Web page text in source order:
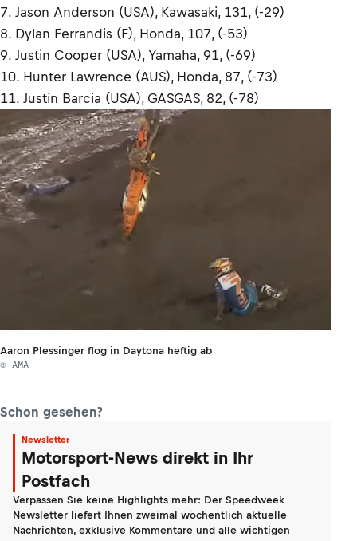
7. Jason Anderson (USA), Kawasaki, 131, (-29)
8. Dylan Ferrandis (F), Honda, 107, (-53)
9. Justin Cooper (USA), Yamaha, 91, (-69)
10. Hunter Lawrence (AUS), Honda, 87, (-73)
11. Justin Barcia (USA), GASGAS, 82, (-78)
Aaron Plessinger flog in Daytona heftig ab
© AMA
Schon gesehen?
Newsletter
Motorsport-News direkt in Ihr
Postfach
Verpassen Sie keine Highlights mehr: Der Speedweek
Newsletter liefert Ihnen zweimal wöchentlich aktuelle
Nachrichten, exklusive Kommentare und alle wichtigen